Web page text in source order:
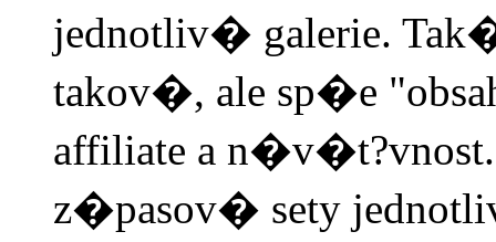
jednotliv� galerie.
takov�, ale sp�e
affiliate a
z�pasov� sety